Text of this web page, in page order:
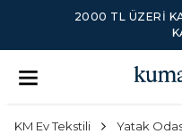
2000 TL ÜZERI
KM Ev Tekstili Yatak